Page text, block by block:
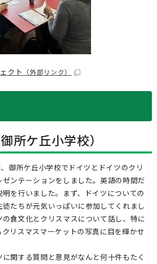
クト （外部リンク）
所ケ丘小学校）
御所ケ丘小学校でドイツとドイツのクリ
ンテーションをしました。英語の時間だ
を行いました。まず、ドイツについての
たちが元気いっぱいに参加してくれまし
食文化とクリスマスについて話し、特に
リスマスマーケットの写真に目を輝かせ
関する質問と意見がなんと何十件もたく